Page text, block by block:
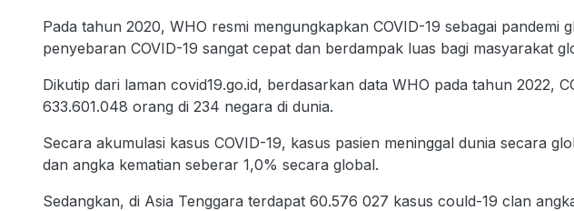
Pada tahun 2020, WHO resmi mengungkapkan COVID-19 sebagai pandemi
penyebaran COVID-19 sangat cepat dan berdampak luas bagi masyarakat
Dikutip dari laman covid19.go.id, berdasarkan data WHO pada tahun 2022,
633.601.048 orang di 234 negara di dunia.
Secara akumulasi kasus COVID-19, kasus pasien meninggal dunia secara
dan angka kematian seberar 1,0% secara global.
Sedangkan, di Asia Tenggara terdapat 60.576 027 kasus could-19 clan